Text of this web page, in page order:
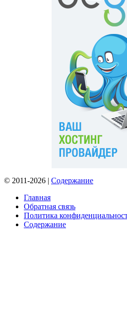
© 2011-2026 | Содержание
Главная
Обратная связь
Политика
Содержание